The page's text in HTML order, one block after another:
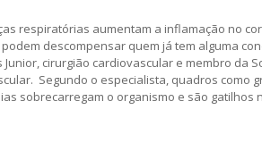
respiratórias aumentam a inflamação no
descompensar quem já tem alguma
Junior, cirurgião cardiovascular e membro da
Segundo o especialista, quadros como
sobrecarregam o organismo e são gatilhos